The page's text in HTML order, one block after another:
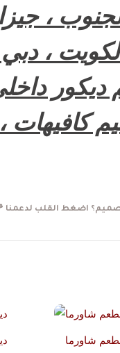
،
، دبي
ديكور
كافيهات
اضغط القلب لدعمنا
شاورما